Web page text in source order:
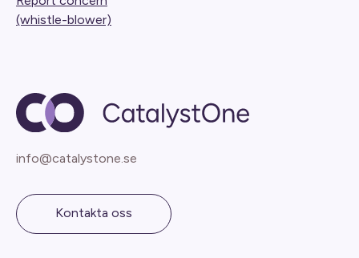
(whistle-blower)
info@catalystone.se
Kontakta oss